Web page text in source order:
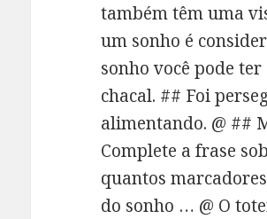
também têm uma
um sonho é
sonho você pode
chacal. ## Foi
alimentando. @ ##
Complete a frase
quantos
do sonho … @ O